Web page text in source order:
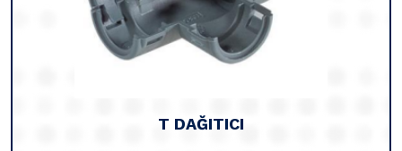
T DAĞITICI